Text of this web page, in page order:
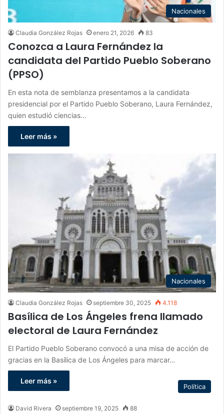
Nacionales
Claudia González Rojas enero 21, 2026 83
Conozca a Laura Fernández la
candidata del Partido Pueblo Soberano
(PPSO)
En esta nota de semblanza presentamos a la candidata
presidencial por el Partido Pueblo Soberano, Laura Fernández,
quien estudió ciencias…
Leer más »
Nacionales
Claudia González Rojas septiembre 30, 2025 4.118
Basílica de Los Ángeles frena llamado
electoral de Laura Fernández
El Partido Pueblo Soberano convocó a una misa de acción de
gracias en la Basílica de Los Ángeles para marcar…
Leer más »
Política
David Rivera septiembre 19, 2025 88